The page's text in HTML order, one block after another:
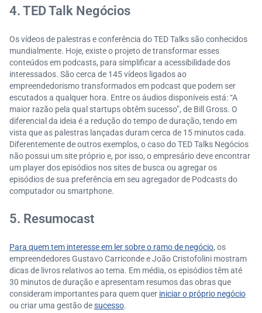
4. TED Talk Negócios
Os vídeos de palestras e conferência do TED Talks são conhecidos
mundialmente. Hoje, existe o projeto de transformar esses
conteúdos em podcasts, para simplificar a acessibilidade dos
interessados. São cerca de 145 vídeos ligados ao
empreendedorismo transformados em podcast que podem ser
escutados a qualquer hora. Entre os áudios disponíveis está: “A
maior razão pela qual startups obtêm sucesso”, de Bill Gross. O
diferencial da ideia é a redução do tempo de duração, tendo em
vista que as palestras lançadas duram cerca de 15 minutos cada.
Diferentemente de outros exemplos, o caso do TED Talks Negócios
não possui um site próprio e, por isso, o empresário deve encontrar
um player dos episódios nos sites de busca ou agregar os
episódios de sua preferência em seu agregador de Podcasts do
computador ou smartphone.
5. Resumocast
Para quem tem interesse em ler sobre o ramo de negócio, os
empreendedores Gustavo Carriconde e João Cristofolini mostram
dicas de livros relativos ao tema. Em média, os episódios têm até
30 minutos de duração e apresentam resumos das obras que
consideram importantes para quem quer iniciar o próprio negócio
ou criar uma gestão desucesso.